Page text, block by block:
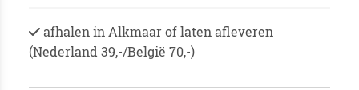
afhalen in Alkmaar of laten afleveren
(Nederland 39,-/België 70,-)